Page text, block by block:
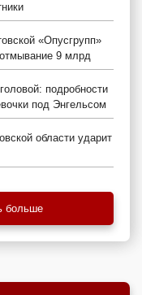
«Опусгрупп»
9 млрд
подробности
под Энгельсом
области ударит
больше